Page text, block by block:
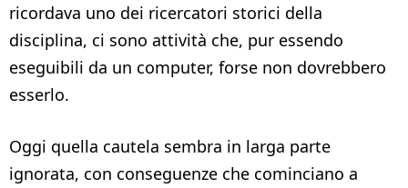
ricordava uno dei ricercatori storici della
disciplina, ci sono attività che, pur essendo
eseguibili da un computer, forse non dovrebbero
esserlo.
Oggi quella cautela sembra in larga parte
ignorata, con conseguenze che cominciano a